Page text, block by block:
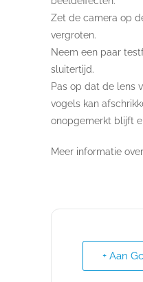
Zet de camera op
vergroten.
Neem een paar
sluitertijd.
Pas op dat de lens
vogels kan
onopgemerkt blijft
Meer informatie
+ Aan